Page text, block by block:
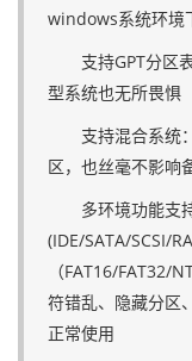
windows系统环境
支持GPT分区表
型系统也无所畏惧
支持混合系统：
区，也丝毫不影响
多环境功能支持
(IDE/SATA/SCSI/
（FAT16/FAT32/
符错乱、隐藏分区
正常使用